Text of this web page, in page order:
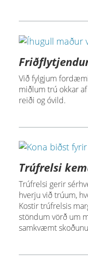
Við fylgjum
miðlum trú okkar
reiði og óvild.
Trúfrelsi
Trúfrelsi gerir
hverju við trúum,
Kostir trúfrelsis
stöndum vörð um
samkvæmt